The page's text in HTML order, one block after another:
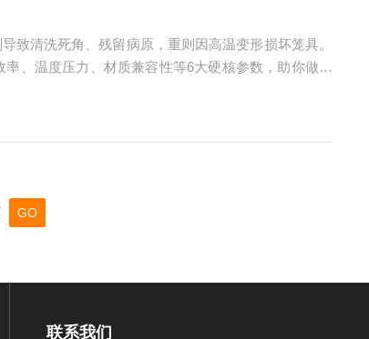
致清洗死角、残留病原，重则因高温变形损坏笼具。
、温度压力、材质兼容性等6大硬核参数，助你做出
联系我们